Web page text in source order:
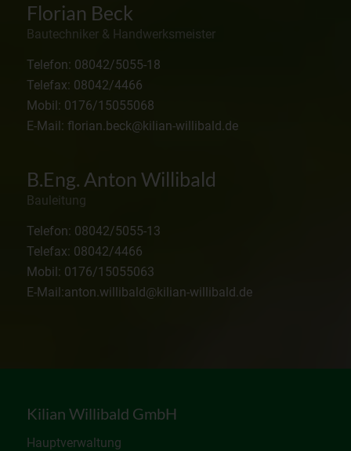
Florian Beck
Bautechniker & Handwerksmeister
Telefon: 08042/5055-18
Telefax: 08042/4466
Mobil: 0176/15055068
E-Mail: florian.beck@kilian-willibald.de
B.Eng. Anton Willibald
Bauleitung
Telefon: 08042/5055-13
Telefax: 08042/4466
Mobil: 0176/15055063
E-Mail:anton.willibald@kilian-willibald.de
Kilian Willibald GmbH
Hauptverwaltung